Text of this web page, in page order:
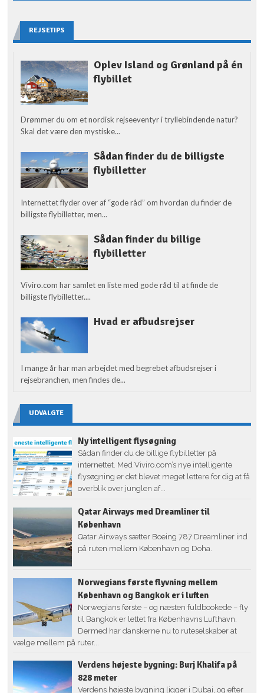
REJSETIPS
Oplev Island og Grønland på én
flybillet
Drømmer du om et nordisk rejseeventyr i tryllebindende natur?
Skal det være den mystiske...
Sådan finder du de billigste
flybilletter
Internettet flyder over af “gode råd” om hvordan du finder de
billigste flybilletter, men...
Sådan finder du billige
flybilletter
Viviro.com har samlet en liste med gode råd til at finde de
billigste flybilletter....
Hvad er afbudsrejser
I mange år har man arbejdet med begrebet afbudsrejser i
rejsebranchen, men findes de...
UDVALGTE
Ny intelligent flysøgning
Sådan finder du de billige flybilletter på
internettet. Med Viviro.com’s nye intelligente
flysøgning er det blevet meget lettere for dig at få
overblik over junglen af...
Qatar Airways med Dreamliner til
København
Qatar Airways sætter Boeing 787 Dreamliner ind
på ruten mellem København og Doha.
Norwegians første flyvning mellem
København og Bangkok er i luften
Norwegians første – og næsten fuldbookede – fly
til Bangkok er lettet fra Københavns Lufthavn.
Dermed har danskerne nu to ruteselskaber at
vælge mellem på ruter...
Verdens højeste bygning: Burj Khalifa på
828 meter
Verdens højeste bygning ligger i Dubai, og efter